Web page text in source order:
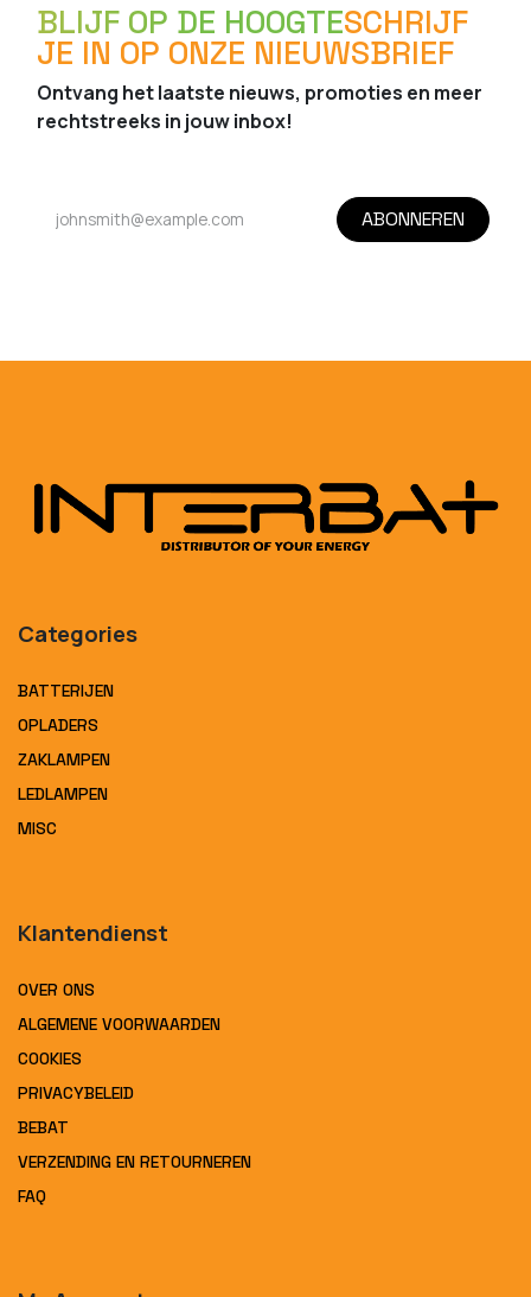
BLIJF OP DE HOOGTESCHRIJF
JE IN OP ONZE NIEUWSBRIEF
Ontvang het laatste nieuws, promoties en meer
rechtstreeks in jouw inbox!
ABONNEREN
Categories
BATTERIJEN
OPLADERS
ZAKLAMPEN
LEDLAMPEN
MISC
Klantendienst
OVER ONS
ALGEMENE VOORWAARDEN
COOKIES
PRIVACYBELEID
BEBAT
VERZENDING EN RETOURNEREN
FAQ